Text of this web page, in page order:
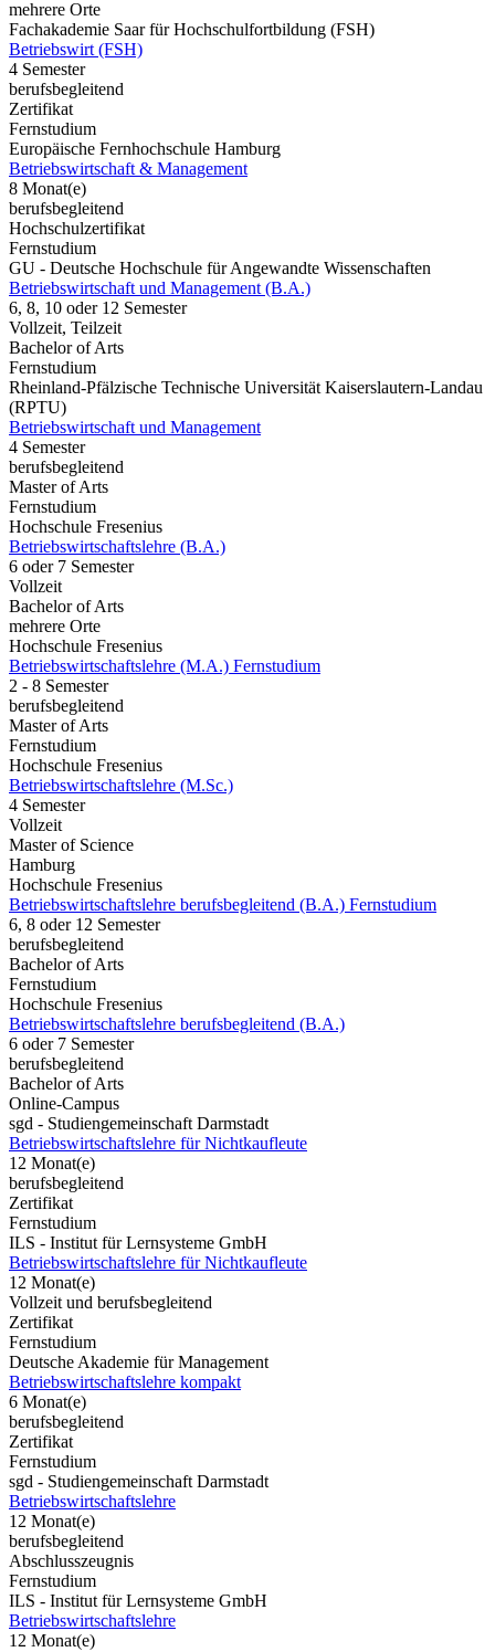
mehrere Orte
Fachakademie Saar für Hochschulfortbildung (FSH)
Betriebswirt (FSH)
4 Semester
berufsbegleitend
Zertifikat
Fernstudium
Europäische Fernhochschule Hamburg
Betriebswirtschaft & Management
8 Monat(e)
berufsbegleitend
Hochschulzertifikat
Fernstudium
GU - Deutsche Hochschule für Angewandte Wissenschaften
Betriebswirtschaft und Management (B.A.)
6, 8, 10 oder 12 Semester
Vollzeit, Teilzeit
Bachelor of Arts
Fernstudium
Rheinland-Pfälzische Technische Universität Kaiserslautern-Landau
(RPTU)
Betriebswirtschaft und Management
4 Semester
berufsbegleitend
Master of Arts
Fernstudium
Hochschule Fresenius
Betriebswirtschaftslehre (B.A.)
6 oder 7 Semester
Vollzeit
Bachelor of Arts
mehrere Orte
Hochschule Fresenius
Betriebswirtschaftslehre (M.A.) Fernstudium
2 - 8 Semester
berufsbegleitend
Master of Arts
Fernstudium
Hochschule Fresenius
Betriebswirtschaftslehre (M.Sc.)
4 Semester
Vollzeit
Master of Science
Hamburg
Hochschule Fresenius
Betriebswirtschaftslehre berufsbegleitend (B.A.) Fernstudium
6, 8 oder 12 Semester
berufsbegleitend
Bachelor of Arts
Fernstudium
Hochschule Fresenius
Betriebswirtschaftslehre berufsbegleitend (B.A.)
6 oder 7 Semester
berufsbegleitend
Bachelor of Arts
Online-Campus
sgd - Studiengemeinschaft Darmstadt
Betriebswirtschaftslehre für Nichtkaufleute
12 Monat(e)
berufsbegleitend
Zertifikat
Fernstudium
ILS - Institut für Lernsysteme GmbH
Betriebswirtschaftslehre für Nichtkaufleute
12 Monat(e)
Vollzeit und berufsbegleitend
Zertifikat
Fernstudium
Deutsche Akademie für Management
Betriebswirtschaftslehre kompakt
6 Monat(e)
berufsbegleitend
Zertifikat
Fernstudium
sgd - Studiengemeinschaft Darmstadt
Betriebswirtschaftslehre
12 Monat(e)
berufsbegleitend
Abschlusszeugnis
Fernstudium
ILS - Institut für Lernsysteme GmbH
Betriebswirtschaftslehre
12 Monat(e)